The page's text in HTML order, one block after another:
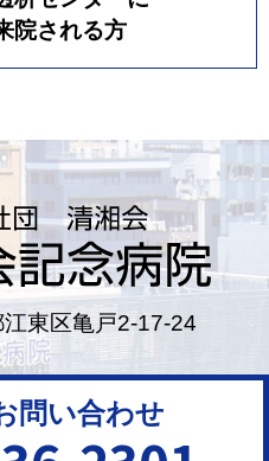
院される方
東区亀戸2-17-24
問い合わせ